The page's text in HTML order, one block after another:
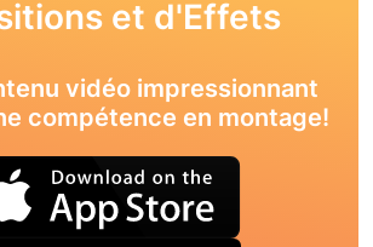
et d'Effets
vidéo impressionnant
compétence en montage!